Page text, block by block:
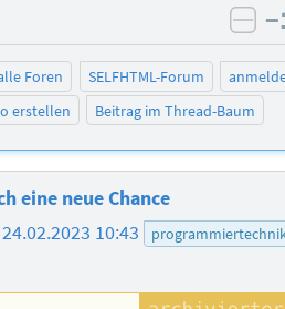
Foren SELFHTML-Forum
erstellen
Beitrag im Thread-Baum
eine neue Chance
24.02.2023 10:43